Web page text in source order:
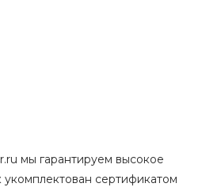
мы гарантируем высокое
сертификатом